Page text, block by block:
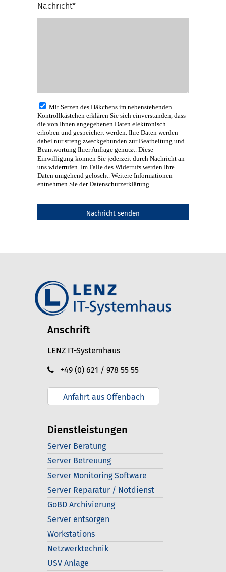
Nachricht*
Mit Setzen des Häkchens im nebenstehenden
Kontrollkästchen erklären Sie sich einverstanden, dass
die von Ihnen angegebenen Daten elektronisch
erhoben und gespeichert werden. Ihre Daten werden
dabei nur streng zweckgebunden zur Bearbeitung und
Beantwortung Ihrer Anfrage genutzt. Diese
Einwilligung können Sie jederzeit durch Nachricht an
uns widerrufen. Im Falle des Widerrufs werden Ihre
Daten umgehend gelöscht. Weitere Informationen
entnehmen Sie derDatenschutzerklärung
Anschrift
LENZ IT-Systemhaus
+49 (0) 621 / 978 55 55
Anfahrt aus Offenbach
Dienstleistungen
Server Beratung
Server Betreuung
Server Monitoring Software
Server Reparatur / Notdienst
GoBD Archivierung
Server entsorgen
Workstations
Netzwerktechnik
USV Anlage